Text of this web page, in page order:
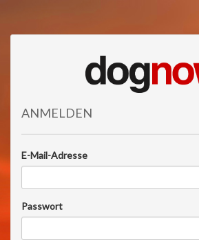
ANMELDEN
E-Mail-Adresse
Passwort